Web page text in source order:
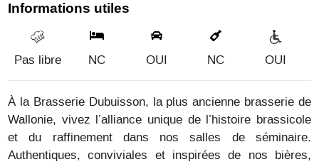
Informations utiles
Pas libre NC OUI NC OUI
À la Brasserie Dubuisson, la plus ancienne brasserie de
Wallonie, vivez l’alliance unique de l’histoire brassicole
et du raffinement dans nos salles de séminaire.
Authentiques, conviviales et inspirées de nos bières,